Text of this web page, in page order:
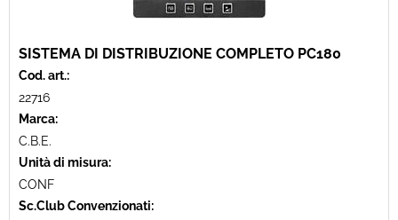
SISTEMA DI DISTRIBUZIONE COMPLETO PC180
Cod. art.:
22716
Marca:
C.B.E.
Unità di misura:
CONF
Sc.Club Convenzionati: